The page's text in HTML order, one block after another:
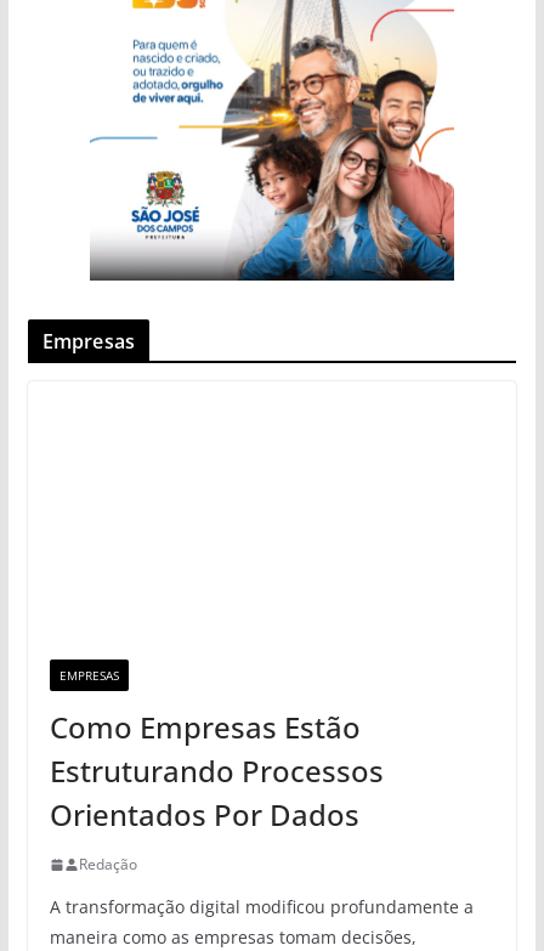
Empresas
EMPRESAS
Como Empresas Estão
Estruturando Processos
Orientados Por Dados
Redação
A transformação digital modificou profundamente a
maneira como as empresas tomam decisões,